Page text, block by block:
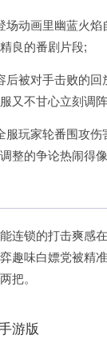
场动画里幽蓝火
良的番剧片段;
后被对手击败的
又不甘心立刻调
服玩家轮番围攻
整的争论热闹得像
连锁的打击爽感
趣味白嫖党被精
把。
游版